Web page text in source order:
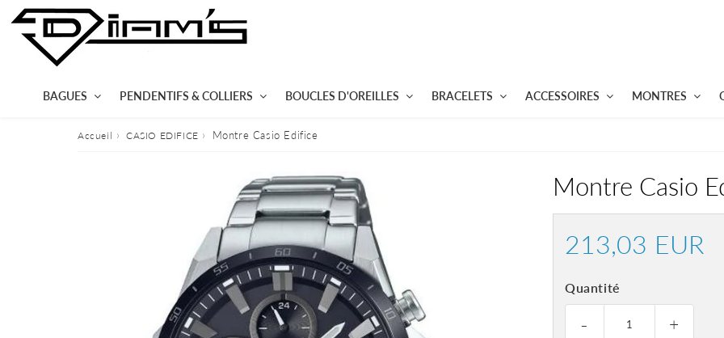
BAGUES PENDENTIFS & COLLIERS BOUCLES D'OREILLES BRACELETS ACCESSOIRES MONTRES
Accueil › CASIO EDIFICE › Montre Casio Edifice
Montre Casio
213,03 EUR
Quantité
+
-